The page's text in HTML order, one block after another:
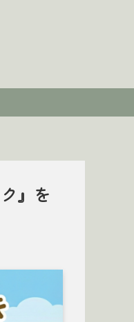
』を